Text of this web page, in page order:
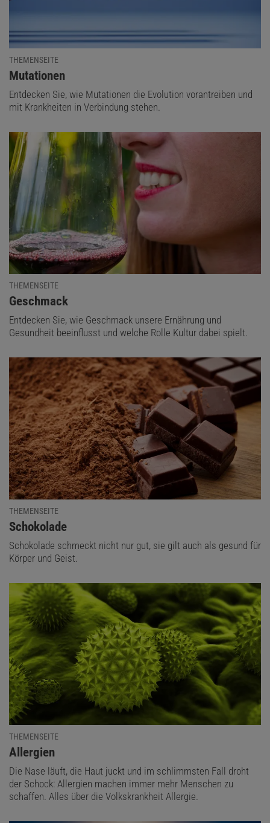
THEMENSEITE
:
Mutationen
Entdecken Sie, wie Mutationen die Evolution vorantreiben und
mit Krankheiten in Verbindung stehen.
THEMENSEITE
:
Geschmack
Entdecken Sie, wie Geschmack unsere Ernährung und
Gesundheit beeinflusst und welche Rolle Kultur dabei spielt.
THEMENSEITE
:
Schokolade
Schokolade schmeckt nicht nur gut, sie gilt auch als gesund für
Körper und Geist.
THEMENSEITE
:
Allergien
Die Nase läuft, die Haut juckt und im schlimmsten Fall droht
der Schock: Allergien machen immer mehr Menschen zu
schaffen. Alles über die Volkskrankheit Allergie.